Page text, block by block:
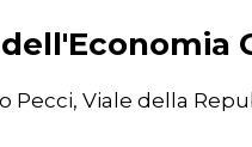
Pecci, Viale della